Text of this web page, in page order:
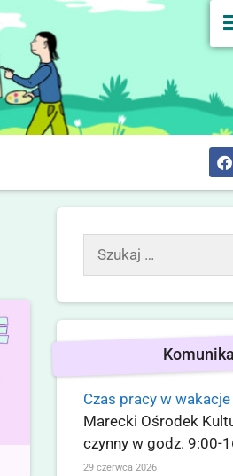
Czas pracy w wakacje
Marecki Ośrodek
czynny w godz. 9:00-
29 czerwca 2026